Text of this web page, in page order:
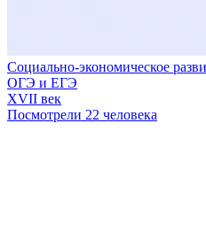
Социально-экономическое
ОГЭ и ЕГЭ
XVII век
Посмотрели 22 человека